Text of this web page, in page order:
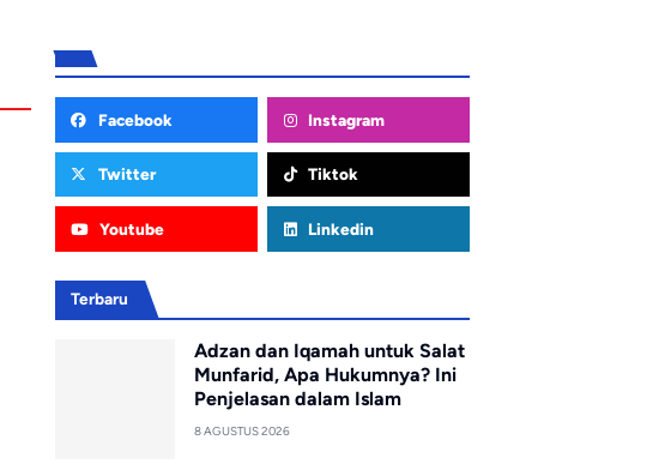
Facebook Instagram
Twitter Tiktok
Youtube Linkedin
Terbaru
Adzan dan Iqamah untuk Salat
Munfarid, Apa Hukumnya? Ini
Penjelasan dalam Islam
8 AGUSTUS 2026